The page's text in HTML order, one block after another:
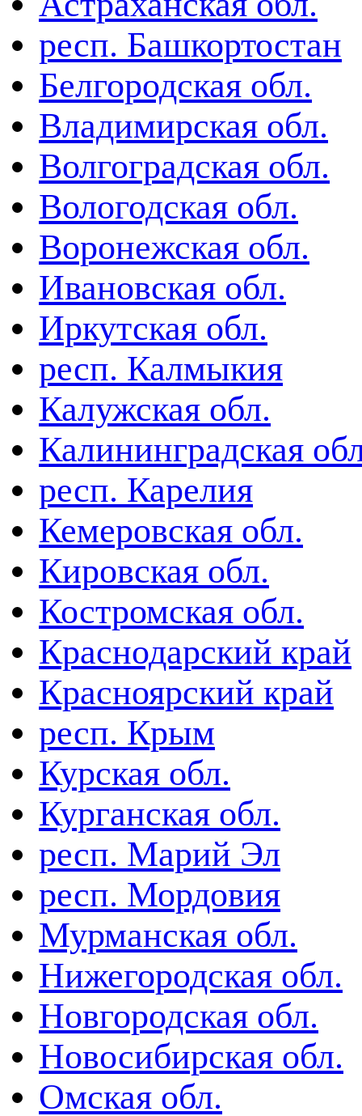
респ. Башкортостан
Белгородская обл.
Владимирская обл.
Волгоградская обл.
Вологодская обл.
Воронежская обл.
Ивановская обл.
Иркутская обл.
респ. Калмыкия
Калужская обл.
Калининградская
респ. Карелия
Кемеровская обл.
Кировская обл.
Костромская обл.
Краснодарский край
Красноярский край
респ. Крым
Курская обл.
Курганская обл.
респ. Марий Эл
респ. Мордовия
Мурманская обл.
Нижегородская обл.
Новгородская обл.
Новосибирская обл.
Омская обл.